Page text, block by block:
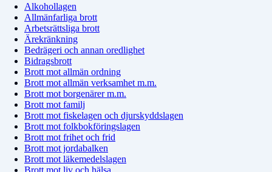
Alkohollagen
Allmänfarliga brott
Arbetsrättsliga brott
Ärekränkning
Bedrägeri och annan oredlighet
Bidragsbrott
Brott mot allmän ordning
Brott mot allmän verksamhet m.m.
Brott mot borgenärer m.m.
Brott mot familj
Brott mot fiskelagen och djurskyddslagen
Brott mot folkbokföringslagen
Brott mot frihet och frid
Brott mot jordabalken
Brott mot läkemedelslagen
Brott mot liv och hälsa